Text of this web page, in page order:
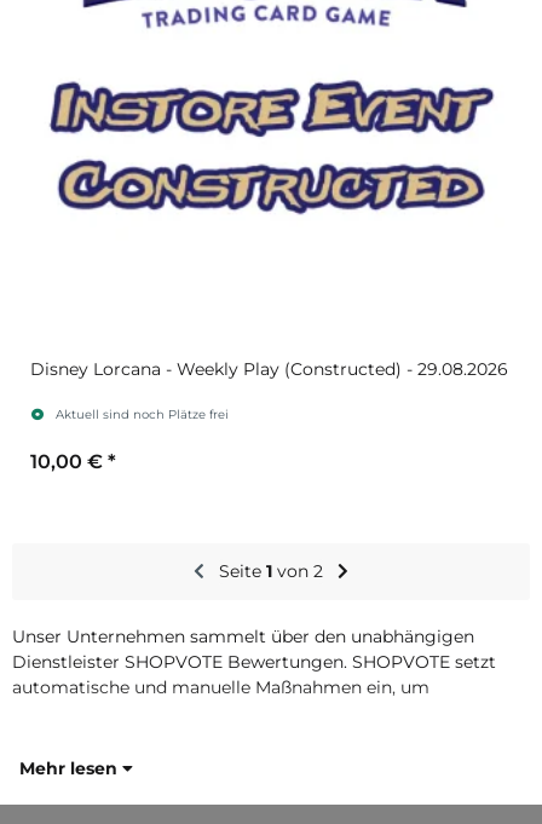
Disney Lorcana - Weekly Play (Constructed) - 29.08.2026
Aktuell sind noch Plätze frei
10,00 € *
Seite 1 von 2
Unser Unternehmen sammelt über den unabhängigen
Dienstleister SHOPVOTE Bewertungen. SHOPVOTE setzt
automatische und manuelle Maßnahmen ein, um
Mehr lesen